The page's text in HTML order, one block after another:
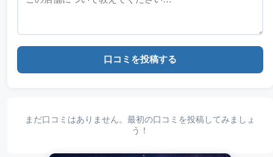
口コミを投稿する
まだ口コミはありません。最初の口コミを投稿してみましょ
う！